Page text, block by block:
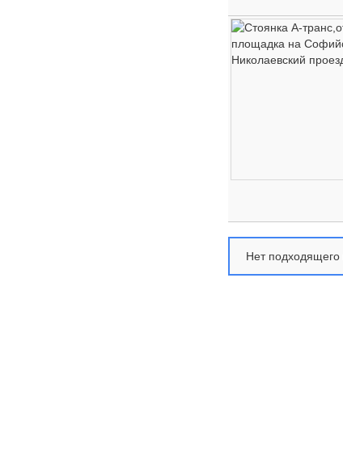
Нет подходящего